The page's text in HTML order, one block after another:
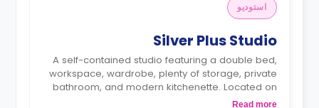
استوديو
Silver Plus Studio
A self-contained studio featuring a double bed,
workspace, wardrobe, plenty of storage, private
bathroom, and modern kitchenette. Located on
floors 1-2.
Read more